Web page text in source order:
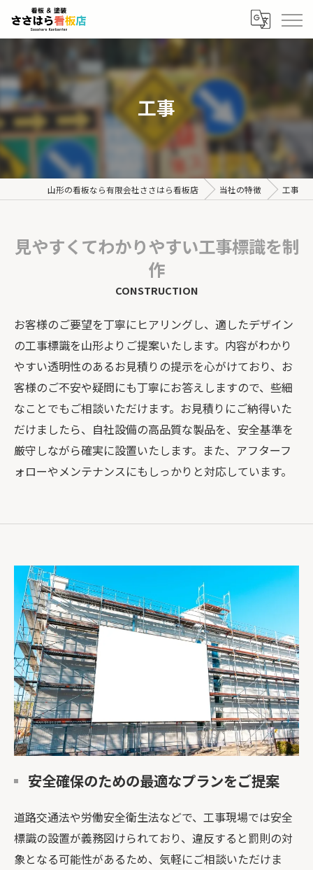
工事
山形の看板なら有限会社ささはら看板店 当社の特徴 工事
見やすくてわかりやすい工事標識を制
作
CONSTRUCTION
お客様のご要望を丁寧にヒアリングし、適したデザイン
の工事標識を山形よりご提案いたします。内容がわかり
やすい透明性のあるお見積りの提示を心がけており、お
客様のご不安や疑問にも丁寧にお答えしますので、些細
なことでもご相談いただけます。お見積りにご納得いた
だけましたら、自社設備の高品質な製品を、安全基準を
厳守しながら確実に設置いたします。また、アフターフ
ォローやメンテナンスにもしっかりと対応しています。
安全確保のための最適なプランをご提案
道路交通法や労働安全衛生法などで、工事現場では安全
標識の設置が義務図けられており、違反すると罰則の対
象となる可能性があるため、気軽にご相談いただけま